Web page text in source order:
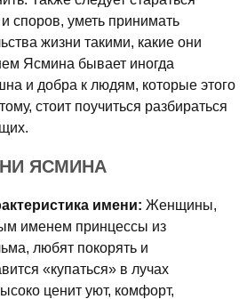
споров, уметь принимать
жизни такими, какие они
Ясмина бывает иногда
и добра к людям, которые этого
стоит поучиться разбираться
ЯСМИНА
имени: Женщины,
именем принцессы из
любят покорять и
«купаться» в лучах
ценит уют, комфорт,